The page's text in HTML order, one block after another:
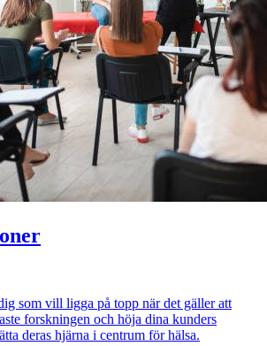
som vill ligga på topp när det gäller att
forskningen och höja dina kunders
deras hjärna i centrum för hälsa.